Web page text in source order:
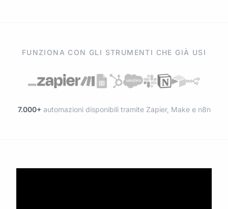
FUNZIONA CON GLI STRUMENTI CHE GIÀ USI
7.000+ automazioni disponibili tramite Zapier, Make e n8n